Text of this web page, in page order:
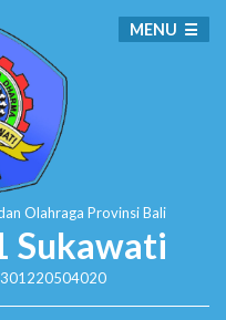
Olahraga Provinsi Bali
Sukawati
301220504020
MENU